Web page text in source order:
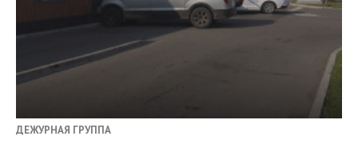
ДЕЖУРНАЯ ГРУППА